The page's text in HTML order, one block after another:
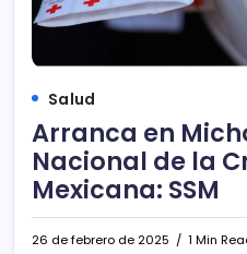
Salud
Arranca en
Nacional de la
Mexicana: SSM
26 de febrero de 2025 1 Min